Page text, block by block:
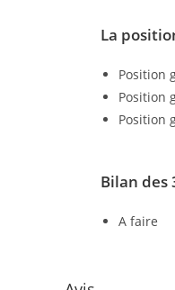
La
Position
Position
Position
Bilan des
A faire